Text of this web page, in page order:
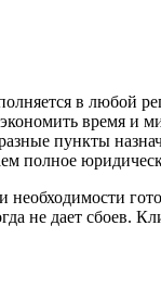
в любой
время и
пункты
полное
не дает сбоев.